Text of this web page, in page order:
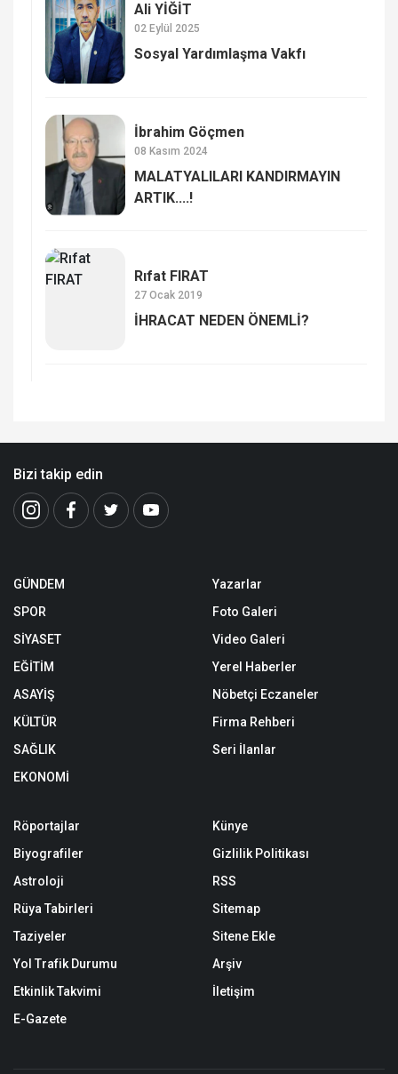
Ali YİĞİT
02 Eylül 2025
Sosyal Yardımlaşma Vakfı
İbrahim Göçmen
08 Kasım 2024
MALATYALILARI KANDIRMAYIN
ARTIK....!
Rıfat FIRAT
27 Ocak 2019
İHRACAT NEDEN ÖNEMLİ?
Bizi takip edin
GÜNDEM
SPOR
SİYASET
EĞİTİM
ASAYİŞ
KÜLTÜR
SAĞLIK
EKONOMİ
Yazarlar
Foto Galeri
Video Galeri
Yerel Haberler
Nöbetçi Eczaneler
Firma Rehberi
Seri İlanlar
Röportajlar
Biyografiler
Astroloji
Rüya Tabirleri
Taziyeler
Yol Trafik Durumu
Etkinlik Takvimi
E-Gazete
Künye
Gizlilik Politikası
RSS
Sitemap
Sitene Ekle
Arşiv
İletişim